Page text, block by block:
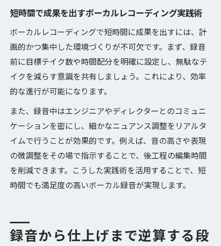
短時間で成果を出すボーカルレコーディング実践術
ボーカルレコーディングで短時間に成果を出すには、計
画的かつ集中した環境づくりが不可欠です。まず、録音
前に目標テイク数や時間配分を明確に設定し、無駄なテ
イクを減らす意識を共有しましょう。これにより、効率
的な進行が可能になります。
また、録音中はエンジニアやディレクターとのコミュニ
ケーションを密にし、細かなニュアンス調整をリアルタ
イムで行うことが効果的です。例えば、音の高さや表現
の微調整をその場で指示することで、後工程の編集時間
を削減できます。こうした実践術を活用することで、短
時間でも満足度の高いボーカル録音が実現します。
録音から仕上げまで逆算する段